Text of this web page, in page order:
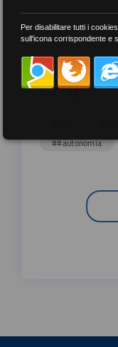
più recenti
meno recenti
per tag
##autonomia
Per disabilitare tutti i
sull'icona corrispondente e